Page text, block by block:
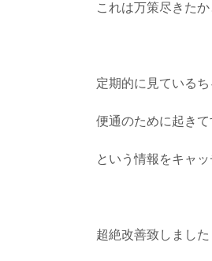
これは万策尽きた
定期的に見ている
便通のために起き
という情報をキャ
超絶改善致しました